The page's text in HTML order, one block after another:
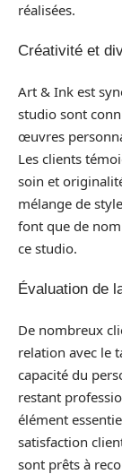
réalisées.
Créativité et
Art & Ink est
studio sont
œuvres
Les clients
soin et
mélange de
font que de
ce studio.
Évaluation de
De nombreux
relation avec le
capacité du
restant
élément
satisfaction
sont prêts à